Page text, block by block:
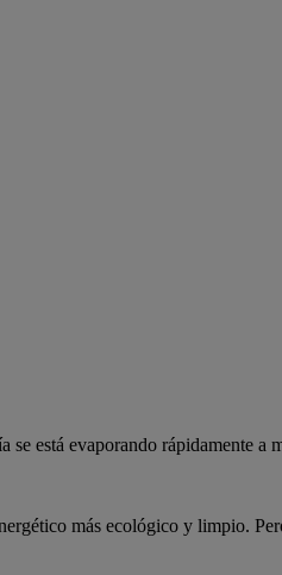
está evaporando rápidamente a
más ecológico y limpio.